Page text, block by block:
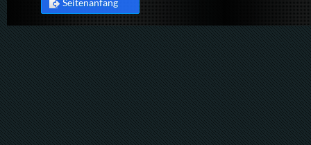
Seitenanfang